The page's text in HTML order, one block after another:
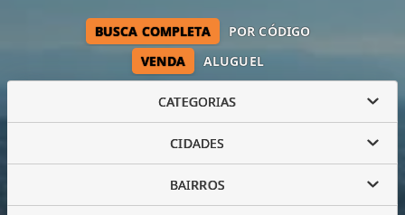
VENDA ALUGUEL
BUSCA COMPLETA POR CÓDIGO
CATEGORIAS
CIDADES
BAIRROS